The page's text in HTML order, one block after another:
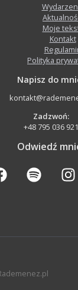
Moje
Kontakt
Polityka
Napisz do
Zadzwoń:
+48 795 036 921
Odwiedź